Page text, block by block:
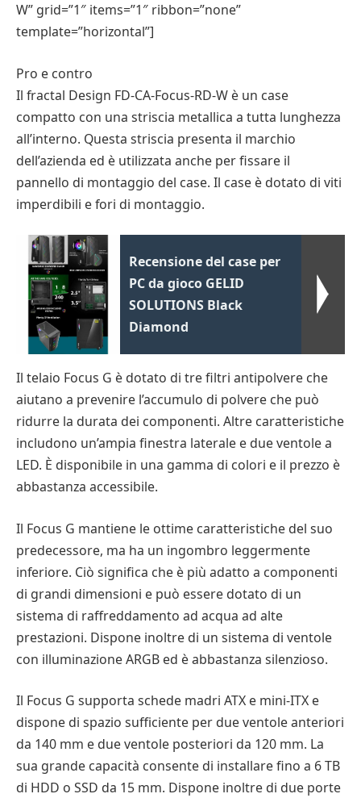
W” grid=”1″ items=”1″ ribbon=”none”
template=”horizontal”]
Pro e contro
Il fractal Design FD-CA-Focus-RD-W è un case
compatto con una striscia metallica a tutta lunghezza
all’interno. Questa striscia presenta il marchio
dell’azienda ed è utilizzata anche per fissare il
pannello di montaggio del case. Il case è dotato di viti
imperdibili e fori di montaggio.
Recensione del case per
PC da gioco GELID
SOLUTIONS Black
Diamond
Il telaio Focus G è dotato di tre filtri antipolvere che
aiutano a prevenire l’accumulo di polvere che può
ridurre la durata dei componenti. Altre caratteristiche
includono un’ampia finestra laterale e due ventole a
LED. È disponibile in una gamma di colori e il prezzo è
abbastanza accessibile.
Il Focus G mantiene le ottime caratteristiche del suo
predecessore, ma ha un ingombro leggermente
inferiore. Ciò significa che è più adatto a componenti
di grandi dimensioni e può essere dotato di un
sistema di raffreddamento ad acqua ad alte
prestazioni. Dispone inoltre di un sistema di ventole
con illuminazione ARGB ed è abbastanza silenzioso.
Il Focus G supporta schede madri ATX e mini-ITX e
dispone di spazio sufficiente per due ventole anteriori
da 140 mm e due ventole posteriori da 120 mm. La
sua grande capacità consente di installare fino a 6 TB
di HDD o SSD da 15 mm. Dispone inoltre di due porte